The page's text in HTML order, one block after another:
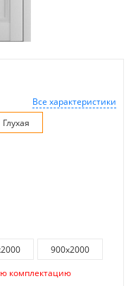
Все характеристики
Глухая
900x2000
комплектацию